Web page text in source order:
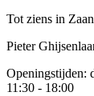
Tot ziens in
Pieter
Openingstijden:
11:30 - 18:00